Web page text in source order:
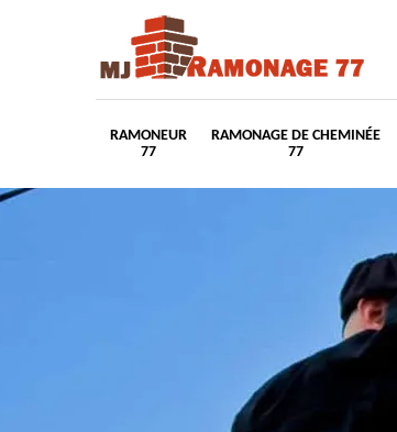
RAMONEUR
77
RAMONAGE DE CHEMINÉE
77